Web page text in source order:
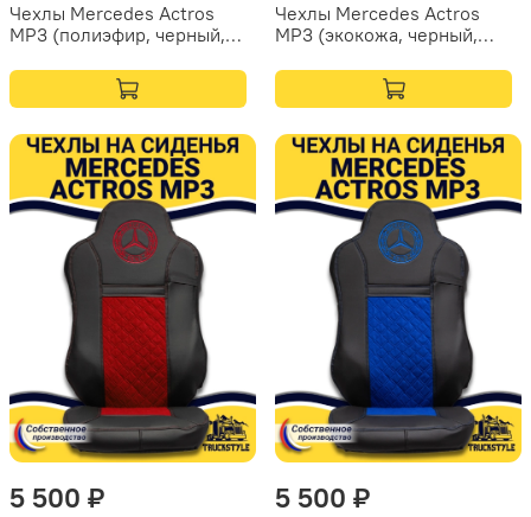
Чехлы Mercedes Actros
MP3 (полиэфир, черный,
Чехлы Mercedes Actros
MP3 (экокожа, черный,
5 500 ₽ 5 500 ₽